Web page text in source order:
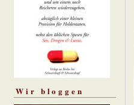
Wir bloggen